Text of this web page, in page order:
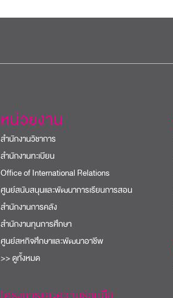
หน่วยงาน
สำนักงานวิชาการ
สำนักงานทะเบียน
Office of International Relations
ศูนย์สนับสนุนและพัฒนาการเรียนการสอน
สำนักงานการคลัง
สำนักงานทุนการศึกษา
ศูนย์สหกิจศึกษาและพัฒนาอาชีพ
>> ดูทั้งหมด